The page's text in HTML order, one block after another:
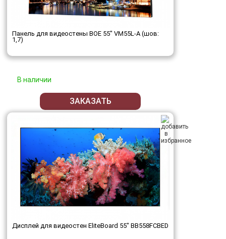
Панель для видеостены BOE 55" VM55L-A (шов:
1,7)
В наличии
ЗАКАЗАТЬ
Дисплей для видеостен EliteBoard 55" BB558FCBED